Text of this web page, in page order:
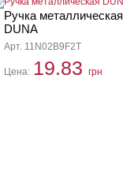
Ручка металлическая
DUNA
Арт. 11N02B9F2T
Цена: 19.83 грн